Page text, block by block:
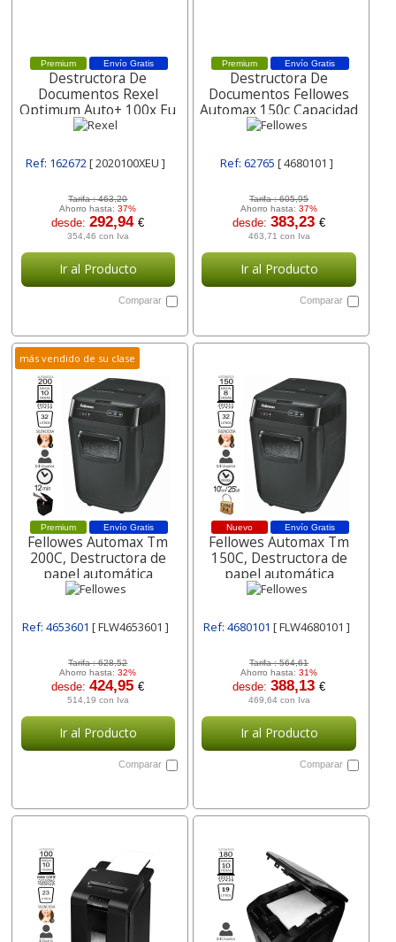
Envío Gratis
Premium
Destructora De
Documentos Rexel
Optimum Auto+ 100x Eu
Capacidad 100 Hojas
Ref: 162672[ 2020100XEU ]
Tarifa :463,20
Ahorro hasta:37%
desde:292,94€
354,46 con Iva
Ir al Producto
Comparar
Envío Gratis
Premium
Destructora De
Documentos Fellowes
Automax 150c Capacidad
De Corte 150 Hojas
Ref: 62765[ 4680101 ]
Tarifa :605,95
Ahorro hasta:37%
desde:383,23€
463,71 con Iva
Ir al Producto
Comparar
más vendido de su clase
Envío Gratis
Premium
Fellowes Automax Tm
200C, Destructora de
papel automática
4653601
Ref: 4653601[ FLW4653601 ]
Tarifa :628,52
Ahorro hasta:32%
desde:424,95€
514,19 con Iva
Ir al Producto
Comparar
Envío Gratis
Nuevo
Fellowes Automax Tm
150C, Destructora de
papel automática
4680101
Ref: 4680101[ FLW4680101 ]
Tarifa :564,61
Ahorro hasta:31%
desde:388,13€
469,64 con Iva
Ir al Producto
Comparar